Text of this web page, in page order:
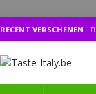
RECENT VERSCHENEN